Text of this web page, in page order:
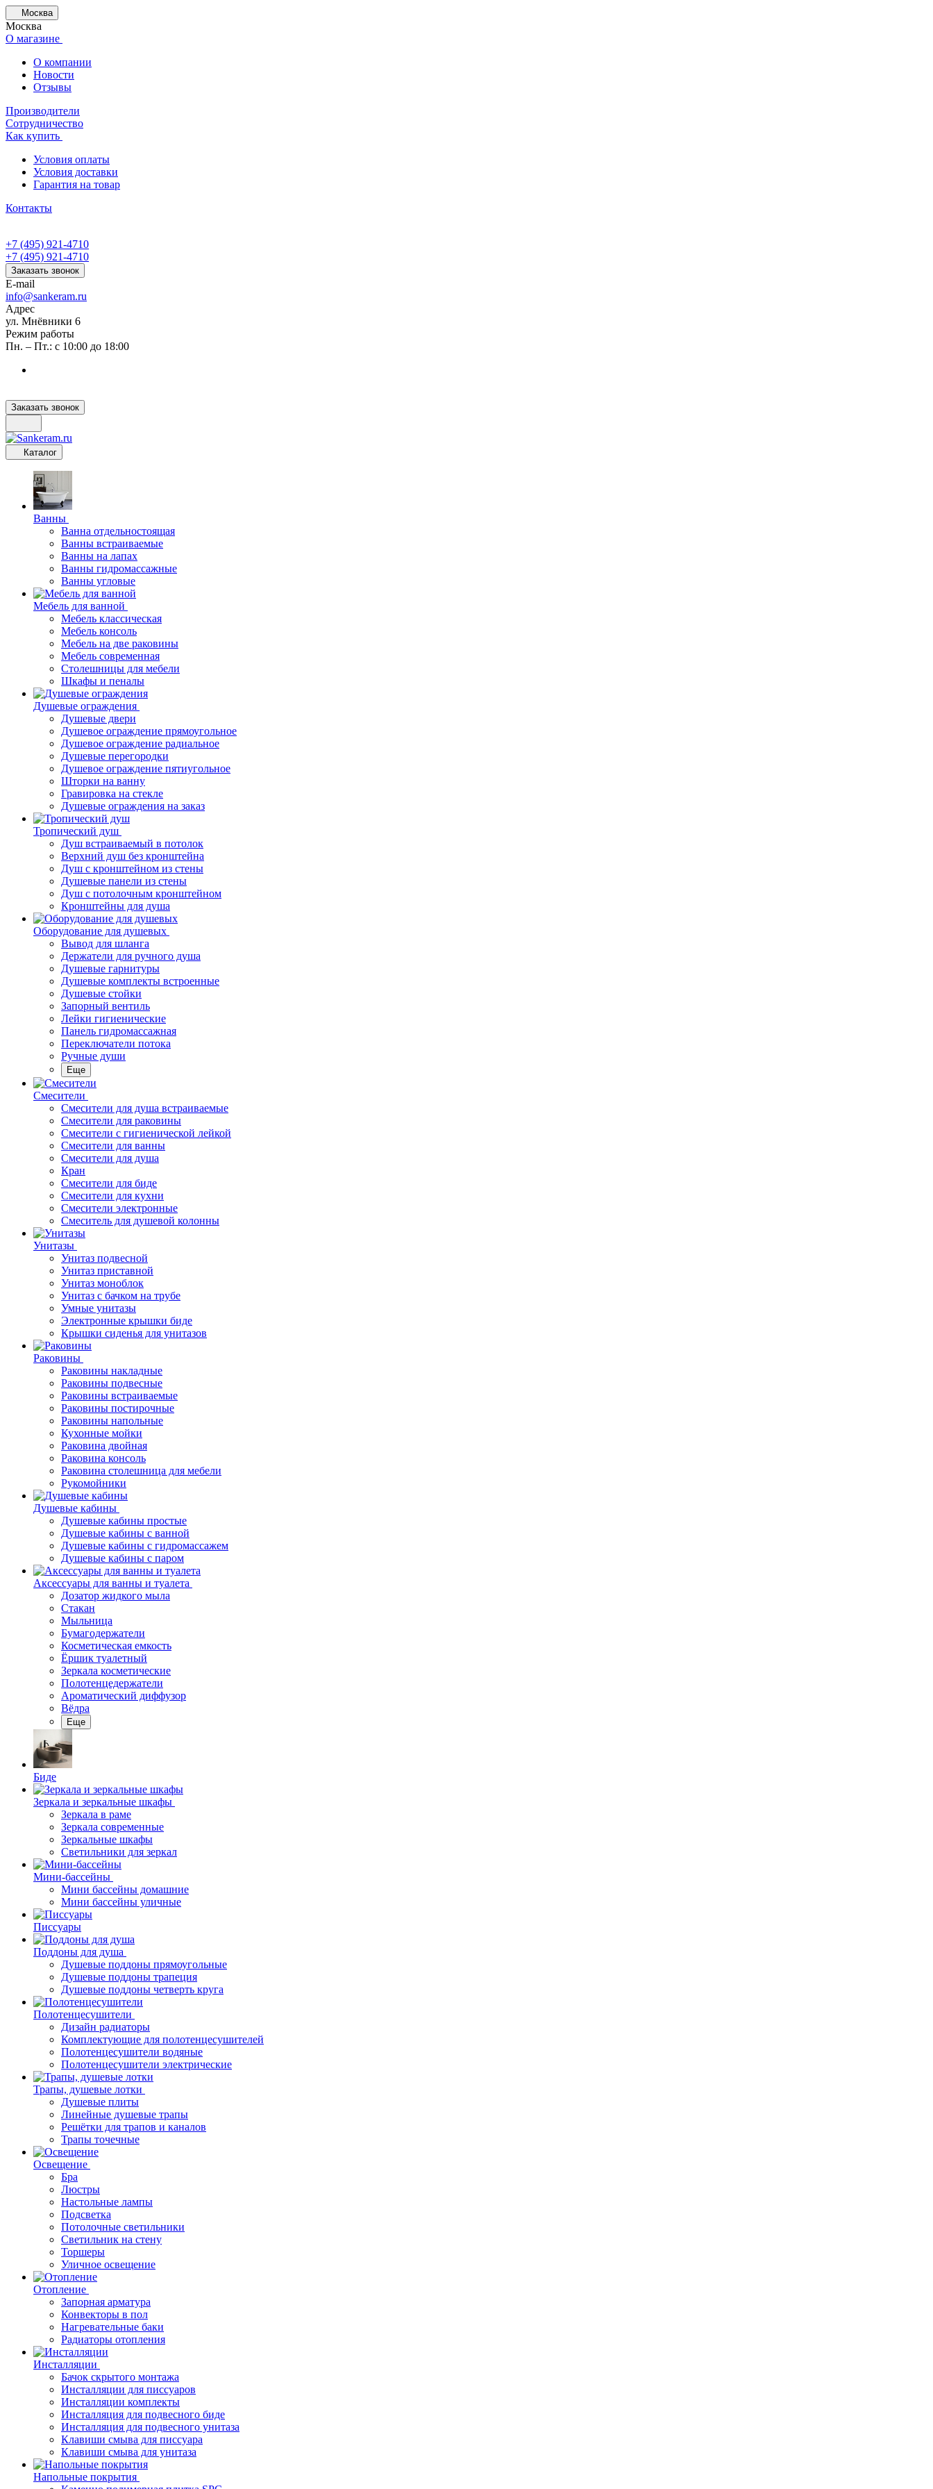
Москва
Москва
О магазине
О компании
Новости
Отзывы
Производители
Сотрудничество
Как купить
Условия оплаты
Условия доставки
Гарантия на товар
Контакты
+7 (495) 921-4710
+7 (495) 921-4710
Заказать звонок
E-mail
info@sankeram.ru
Адрес
ул. Мнёвники 6
Режим работы
Пн. – Пт.: с 10:00 до 18:00
Заказать звонок
Каталог
Ванны
Ванна отдельностоящая
Ванны встраиваемые
Ванны на лапах
Ванны гидромассажные
Ванны угловые
Мебель для ванной
Мебель классическая
Мебель консоль
Мебель на две раковины
Мебель современная
Столешницы для мебели
Шкафы и пеналы
Душевые ограждения
Душевые двери
Душевое ограждение прямоугольное
Душевое ограждение радиальное
Душевые перегородки
Душевое ограждение пятиугольное
Шторки на ванну
Гравировка на стекле
Душевые ограждения на заказ
Тропический душ
Душ встраиваемый в потолок
Верхний душ без кронштейна
Душ с кронштейном из стены
Душевые панели из стены
Душ с потолочным кронштейном
Кронштейны для душа
Оборудование для душевых
Вывод для шланга
Держатели для ручного душа
Душевые гарнитуры
Душевые комплекты встроенные
Душевые стойки
Запорный вентиль
Лейки гигиенические
Панель гидромассажная
Переключатели потока
Ручные души
Еще
Смесители
Смесители для душа встраиваемые
Смесители для раковины
Смесители с гигиенической лейкой
Смесители для ванны
Смесители для душа
Кран
Смесители для биде
Смесители для кухни
Смесители электронные
Смеситель для душевой колонны
Унитазы
Унитаз подвесной
Унитаз приставной
Унитаз моноблок
Унитаз с бачком на трубе
Умные унитазы
Электронные крышки биде
Крышки сиденья для унитазов
Раковины
Раковины накладные
Раковины подвесные
Раковины встраиваемые
Раковины постирочные
Раковины напольные
Кухонные мойки
Раковина двойная
Раковина консоль
Раковина столешница для мебели
Рукомойники
Душевые кабины
Душевые кабины простые
Душевые кабины с ванной
Душевые кабины с гидромассажем
Душевые кабины с паром
Аксессуары для ванны и туалета
Дозатор жидкого мыла
Стакан
Мыльница
Бумагодержатели
Косметическая емкость
Ёршик туалетный
Зеркала косметические
Полотенцедержатели
Ароматический диффузор
Вёдра
Еще
Биде
Зеркала и зеркальные шкафы
Зеркала в раме
Зеркала современные
Зеркальные шкафы
Светильники для зеркал
Мини-бассейны
Мини бассейны домашние
Мини бассейны уличные
Писсуары
Поддоны для душа
Душевые поддоны прямоугольные
Душевые поддоны трапеция
Душевые поддоны четверть круга
Полотенцесушители
Дизайн радиаторы
Комплектующие для полотенцесушителей
Полотенцесушители водяные
Полотенцесушители электрические
Трапы, душевые лотки
Душевые плиты
Линейные душевые трапы
Решётки для трапов и каналов
Трапы точечные
Освещение
Бра
Люстры
Настольные лампы
Подсветка
Потолочные светильники
Светильник на стену
Торшеры
Уличное освещение
Отопление
Запорная арматура
Конвекторы в пол
Нагревательные баки
Радиаторы отопления
Инсталляции
Бачок скрытого монтажа
Инсталляции для писсуаров
Инсталляции комплекты
Инсталляция для подвесного биде
Инсталляция для подвесного унитаза
Клавиши смыва для писсуара
Клавиши смыва для унитаза
Напольные покрытия